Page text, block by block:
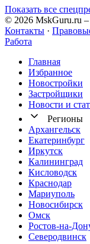
Показать все
© 2026 MskGuru.ru
Контакты ·
Работа
Главная
Избранное
Новостр ойки
Застройщики
Новости и
Регионы
Архангельск
Екатеринбург
Иркутск
Калининград
Кисловодск
Краснодар
Мариуполь
Новосибирск
Омск
Ростов-на-
Северодвинск